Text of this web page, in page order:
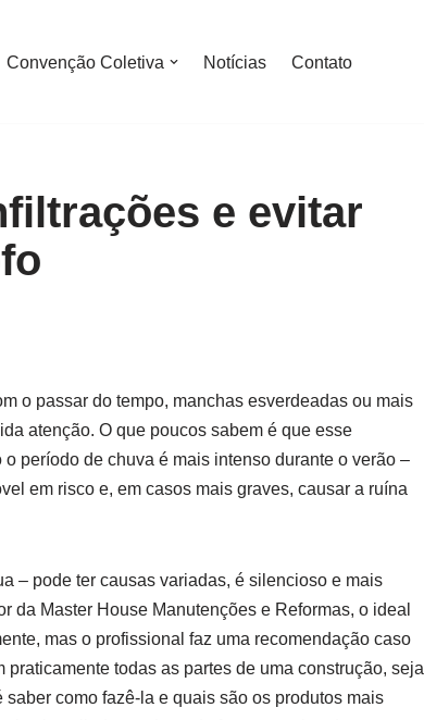
Convenção Coletiva Notícias Contato
e evitar
o passar do tempo, manchas esverdeadas ou mais
atenção. O que poucos sabem é que esse
período de chuva é mais intenso durante o verão –
em risco e, em casos mais graves, causar a ruína
– pode ter causas variadas, é silencioso e mais
da Master House Manutenções e Reformas, o ideal
mas o profissional faz uma recomendação caso
todas as partes de uma construção, seja
como fazê-la e quais são os produtos mais